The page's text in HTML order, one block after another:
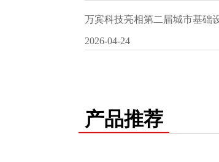
万宾科技亮相第二届城市基础
2026-04-24
产品推荐